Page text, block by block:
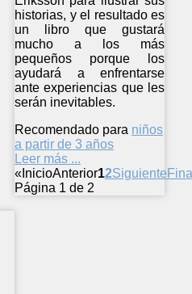
historias, y el resultado es
un libro que gustará
mucho a los más
pequeños porque los
ayudará a enfrentarse
ante experiencias que les
serán inevitables.
Recomendado para niños
a partir de 3 años
Leer más ...
« InicioAnterior12Siguiente
Página 1 de 2